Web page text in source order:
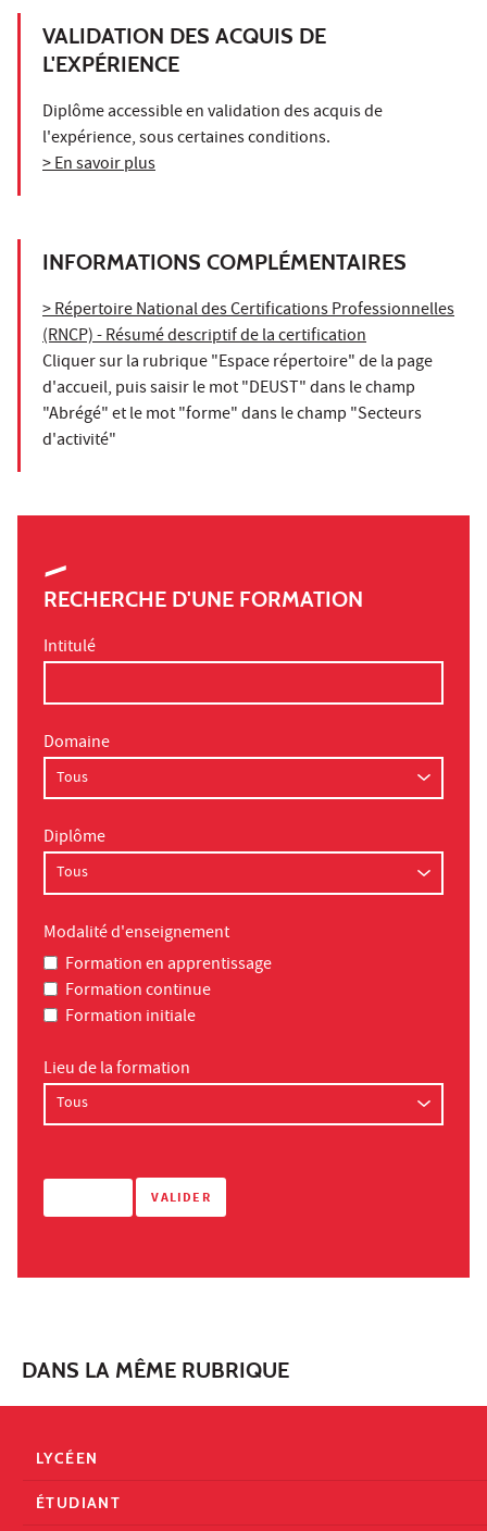
VALIDATION DES ACQUIS DE
L'EXPÉRIENCE
Diplôme accessible en validation des acquis de
l'expérience, sous certaines conditions.
> En savoir plus
INFORMATIONS COMPLÉMENTAIRES
> Répertoire National des Certifications Professionnelles
(RNCP) - Résumé descriptif de la certification
Cliquer sur la rubrique "Espace répertoire" de la page
d'accueil, puis saisir le mot "DEUST" dans le champ
"Abrégé" et le mot "forme" dans le champ "Secteurs
d'activité"
RECHERCHE D'UNE FORMATION
Intitulé
Domaine
Diplôme
Modalité d'enseignement
Formation en apprentissage
Formation continue
Formation initiale
Lieu de la formation
DANS LA MÊME RUBRIQUE
LYCÉEN
ÉTUDIANT